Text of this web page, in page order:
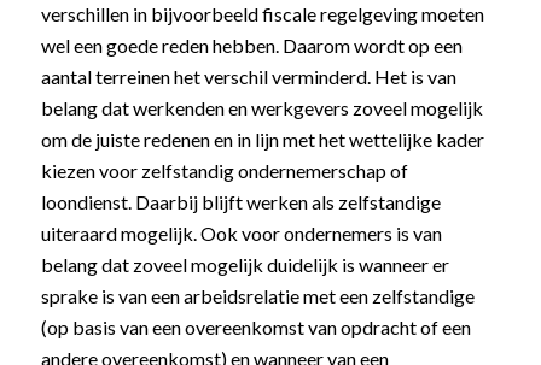
verschillen in bijvoorbeeld fiscale regelgeving moeten
wel een goede reden hebben. Daarom wordt op een
aantal terreinen het verschil verminderd. Het is van
belang dat werkenden en werkgevers zoveel mogelijk
om de juiste redenen en in lijn met het wettelijke kader
kiezen voor zelfstandig ondernemerschap of
loondienst. Daarbij blijft werken als zelfstandige
uiteraard mogelijk. Ook voor ondernemers is van
belang dat zoveel mogelijk duidelijk is wanneer er
sprake is van een arbeidsrelatie met een zelfstandige
(op basis van een overeenkomst van opdracht of een
andere overeenkomst) en wanneer van een